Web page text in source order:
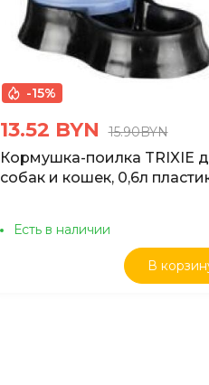
-15%
13.52 BYN 15.90BYN
Кормушка-поилка TRIXIE
собак и кошек, 0,6л
Есть в наличии
В